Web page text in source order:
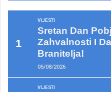
VIJESTI
Sretan Dan
Zahvalnosti I
Branitelja!
05/08/2026
VIJESTI